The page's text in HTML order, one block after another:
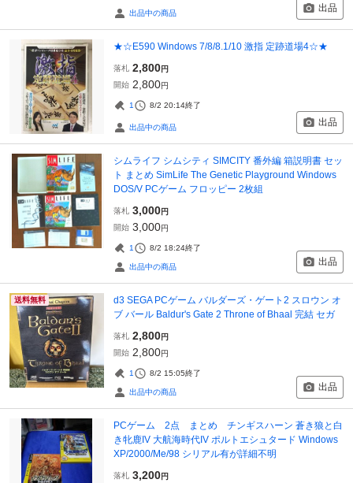
出品中の商品 出品
★☆E590 Windows 7/8/8.1/10 激指 定跡道場4☆★
落札 2,800円
開始 2,800円
1 8/2 20:14終了
出品中の商品 出品
シムライフ シムシティ SIMCITY 番外編 箱説明書 セッ
ト まとめ SimLife The Genetic Playground Windows
DOS/V PCゲーム フロッピー 2枚組
落札 3,000円
開始 3,000円
1 8/2 18:24終了
出品中の商品 出品
送料無料
d3 SEGA PCゲーム バルダーズ・ゲート2 スロウン オ
ブ バール Baldur's Gate 2 Throne of Bhaal 完結 セガ
落札 2,800円
開始 2,800円
1 8/2 15:05終了
出品中の商品 出品
PCゲーム 2点 まとめ チンギスハーン 蒼き狼と白
き牝鹿IV 大航海時代IV ポルトエシュタード Windows
XP/2000/Me/98 シリアル有が詳細不明
落札 3,200円